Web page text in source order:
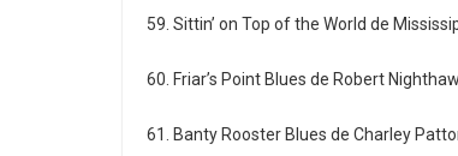
59. Sittin’ on Top of the World de
60. Friar’s Point Blues de Robert
61. Banty Rooster Blues de Charley